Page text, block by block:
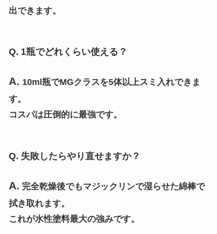
出できます。
Q. 1瓶でどれくらい使える？
A. 10ml瓶でMGクラスを5体以上スミ入れできま
す。
コスパは圧倒的に最強です。
Q. 失敗したらやり直せますか？
A. 完全乾燥後でもマジックリンで湿らせた綿棒で
拭き取れます。
これが水性塗料最大の強みです。